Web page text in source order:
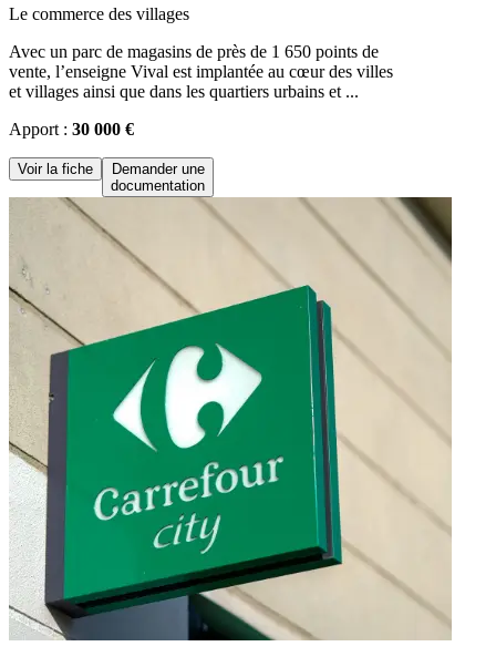
Le commerce des villages
Avec un parc de magasins de près de 1 650 points de
vente, l’enseigne Vival est implantée au cœur des villes
et villages ainsi que dans les quartiers urbains et ...
Apport : 30 000 €
Voir la fiche
Demander une
documentation